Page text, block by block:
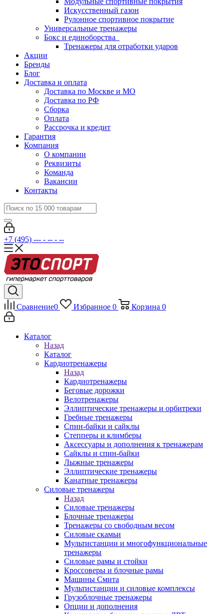
Искусственный газон
Рулонное спортивное покрытие
Универсальные тренажеры
Бокс и единоборства
Тренажеры для отработки ударов
Акции
Бренды
Блог
Доставка и оплата
Доставка по Москве и МО
Доставка по РФ
Сборка
Оплата
Рассрочка и кредит
Гарантия
Компания
О компании
Реквизиты
Команда
Вакансии
Контакты
+7 (495) --- - -- - --
Сравнение0 Избранное 0 Корзина 0
Каталог
Назад
Каталог
Кардиотренажеры
Назад
Кардиотренажеры
Беговые дорожки
Велотренажеры
Эллиптические тренажеры и орбитреки
Гребные тренажеры
Спин-байки и сайклы
Степперы и климберы
Аксессуары и дополнения к тренажерам
Сайклы и спин-байки
Лыжные тренажеры
Эллиптические тренажеры
Канатные тренажеры
Силовые тренажеры
Назад
Силовые тренажеры
Блочные тренажеры
Тренажеры со свободным весом
Силовые скамьи
Мультистанции и многофункциональные
тренажеры
Силовые рамы и стойки
Кроссоверы и блочные рамы
Машины Смита
Мультистанции и силовые комплексы
Грузоблочные тренажеры
Опции и дополнения